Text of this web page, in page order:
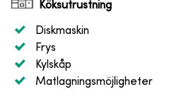
Köksutrustning
Diskmaskin
Frys
Kylskåp
Matlagningsmöjligheter